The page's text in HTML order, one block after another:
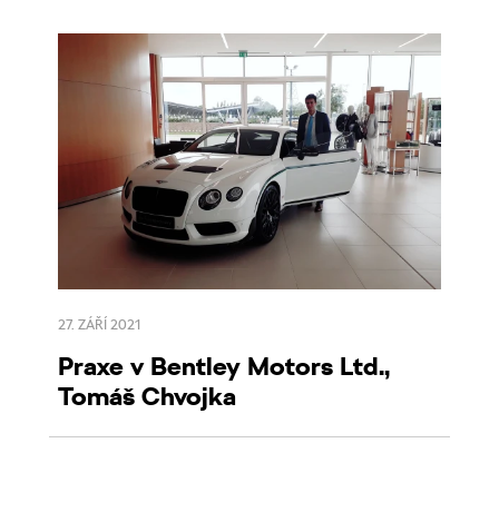
27. ZÁŘÍ 2021
Praxe v Bentley Motors Ltd.,
Tomáš Chvojka